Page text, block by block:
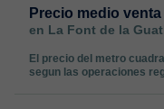
Precio medio venta
en La Font de la
El precio del metro
segun las operaciones